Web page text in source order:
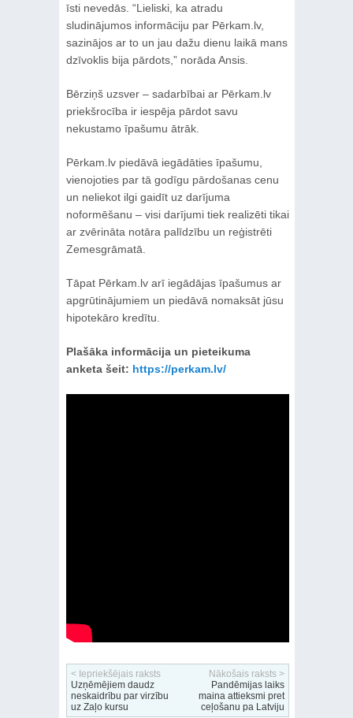
īsti nevedās. “Lieliski, ka atradu
sludinājumos informāciju par Pērkam.lv,
sazinājos ar to un jau dažu dienu laikā mans
dzīvoklis bija pārdots,” norāda Ansis.
Bērziņš uzsver – sadarbībai ar Pērkam.lv
priekšrocība ir iespēja pārdot savu
nekustamo īpašumu ātrāk.
Pērkam.lv piedāvā iegādāties īpašumu,
vienojoties par tā godīgu pārdošanas cenu
un neliekot ilgi gaidīt uz darījuma
noformēšanu – visi darījumi tiek realizēti tikai
ar zvērināta notāra palīdzību un reģistrēti
Zemesgrāmatā.
Tāpat Pērkam.lv arī iegādājas īpašumus ar
apgrūtinājumiem un piedāvā nomaksāt jūsu
hipotekāro kredītu.
Plašāka informācija un pieteikuma
anketa šeit: https://perkam.lv/
< Iepriekšējais raksts
Uzņēmējiem daudz
neskaidrību par virzību
uz Zaļo kursu
Nākošais raksts >
Pandēmijas laiks
maina attieksmi pret
ceļošanu pa Latviju